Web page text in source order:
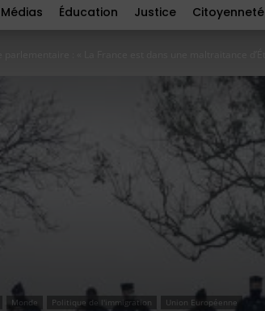
Médias Éducation Justice Citoyenneté
Monde Politique de l'immigration Union Européenne